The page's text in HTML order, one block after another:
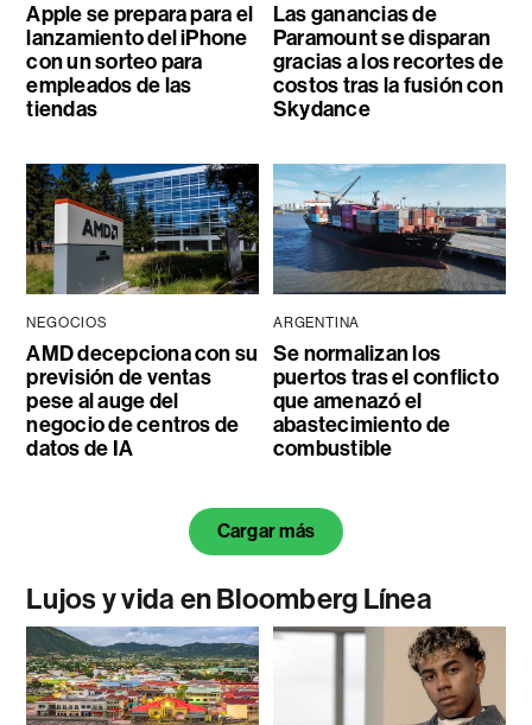
Apple se prepara para el
lanzamiento del iPhone
con un sorteo para
empleados de las
tiendas
Las ganancias de
Paramount se disparan
gracias a los recortes de
costos tras la fusión con
Skydance
NEGOCIOS
AMD decepciona con su
previsión de ventas
pese al auge del
negocio de centros de
datos de IA
ARGENTINA
Se normalizan los
puertos tras el conflicto
que amenazó el
abastecimiento de
combustible
Cargar más
Lujos y vida en Bloomberg Línea